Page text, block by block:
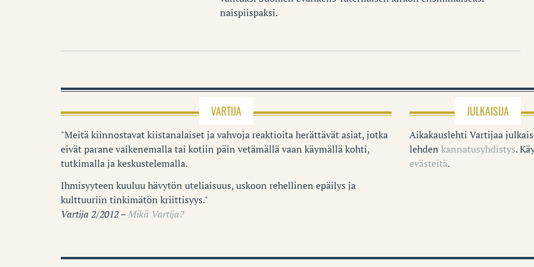
naispiispaksi.
VARTIJA
"Meitä kiinnostavat kiistanalaiset ja vahvoja reaktioita herättävät asiat, jotka
eivät parane vaikenemalla tai kotiin päin vetämällä vaan käymällä kohti,
tutkimalla ja keskustelemalla.
Ihmisyyteen kuuluu hävytön uteliaisuus, uskoon rehellinen epäilys ja
kulttuuriin tinkimätön kriittisyys."
Vartija 2/2012 –Mikä Vartija?
JULKAISIJA
Aikakauslehti Vartijaa
lehden kannatusyhdistys.
evästeitä.